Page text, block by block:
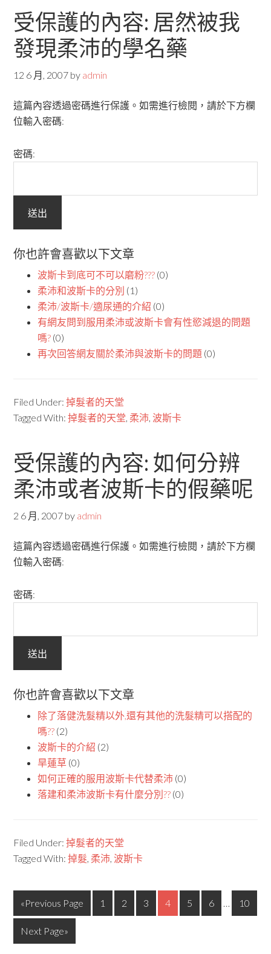
受保護的內容: 居然被我
發現柔沛的學名藥
12 6 月, 2007 by admin
這篇內容透過密碼進行保護。如需進行檢閱，請於下方欄
位輸入密碼:
密碼:
你也許會喜歡以下文章
波斯卡到底可不可以磨粉??? (0)
柔沛和波斯卡的分別 (1)
柔沛/波斯卡/適尿通的介紹 (0)
有網友問到服用柔沛或波斯卡會有性慾減退的問題
嗎? (0)
再次回答網友關於柔沛與波斯卡的問題 (0)
Filed Under:掉髮者的天堂
Tagged With:掉髮者的天堂, 柔沛, 波斯卡
受保護的內容: 如何分辨
柔沛或者波斯卡的假藥呢
2 6 月, 2007 by admin
這篇內容透過密碼進行保護。如需進行檢閱，請於下方欄
位輸入密碼:
密碼:
你也許會喜歡以下文章
除了落健洗髮精以外,還有其他的洗髮精可以搭配的
嗎?? (2)
波斯卡的介紹 (2)
旱蓮草 (0)
如何正確的服用波斯卡代替柔沛 (0)
落建和柔沛波斯卡有什麼分別?? (0)
Filed Under:掉髮者的天堂
Tagged With:掉髮, 柔沛, 波斯卡
«Previous Page 1 2 3 4 5 6 … 10
Next Page»